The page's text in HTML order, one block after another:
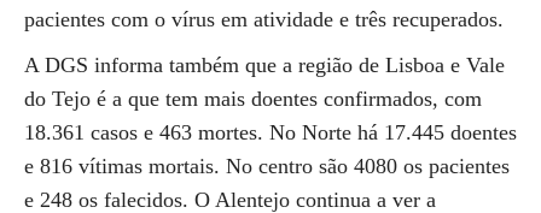
pacientes com o vírus em atividade e três recuperados.
A DGS informa também que a região de Lisboa e Vale
do Tejo é a que tem mais doentes confirmados, com
18.361 casos e 463 mortes. No Norte há 17.445 doentes
e 816 vítimas mortais. No centro são 4080 os pacientes
e 248 os falecidos. O Alentejo continua a ver a